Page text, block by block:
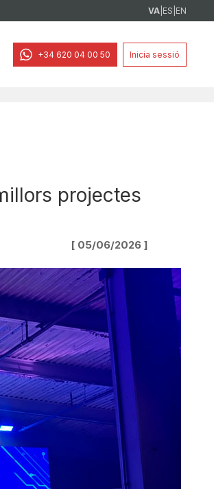
VA ES EN
+34 620 04 00 50 Inicia sessió
projectes
[ 05/06/2026 ]